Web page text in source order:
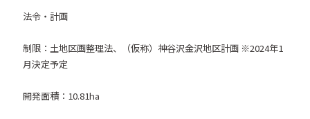
法令・計画
制限：土地区画整理法、（仮称）神谷沢金沢地区計画 ※2024年1
月決定予定
開発面積：10.81ha